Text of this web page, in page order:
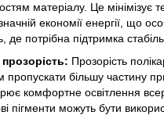
матеріалу. Це мінімізує
економії енергії, що
де потрібна підтримка
Прозорість
пропускати більшу частину
комфортне освітлення
пігменти можуть бути